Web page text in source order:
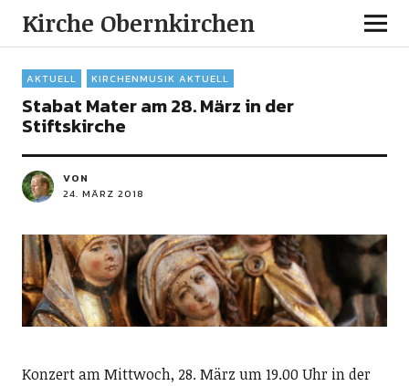
Kirche Obernkirchen
AKTUELL KIRCHENMUSIK AKTUELL
Stabat Mater am 28. März in der
Stiftskirche
VON
24. MÄRZ 2018
Konzert am Mittwoch, 28. März um 19.00 Uhr in der